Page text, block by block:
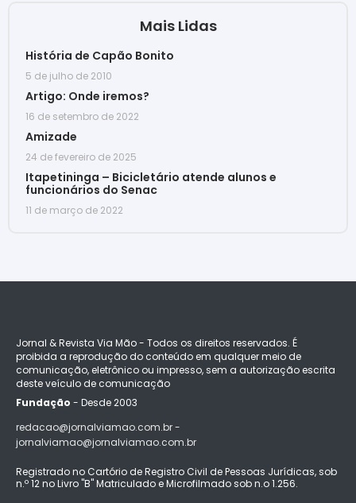
Mais Lidas
História de Capão Bonito
5 de julho de 2010
Artigo: Onde iremos?
16 de setembro de 2022
Amizade
24 de fevereiro de 2025
Itapetininga – Bicicletário atende alunos e
funcionários do Senac
11 de março de 2022
Jornal & Revista Via Mão - Todos os direitos reservados. É
proibida a reprodução do conteúdo em qualquer meio de
comunicação, eletrônico ou impresso, sem a autorização escrita
deste veículo de comunicação
Fundação - Desde 2003
redacao@jornalviamao.com.br -
jornalviamao@jornalviamao.com.br
Registrado no Cartório de Registro Civil de Pessoas Jurídicas, sob
n.º 12 no Livro "B" Matriculado e Microfilmado sob n.o 1.256.